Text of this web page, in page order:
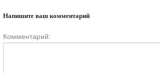
Напишите ваш комментарий
Комментарий: